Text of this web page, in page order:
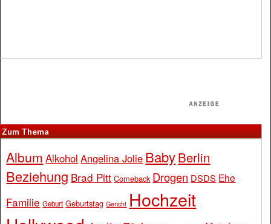
Zum Thema
Album Alkohol Angelina Jolie BabyBerlin
Beziehung Brad Pitt Comeback Drogen DSDS Ehe
Familie Geburt Geburtstag Gericht Hochzeit